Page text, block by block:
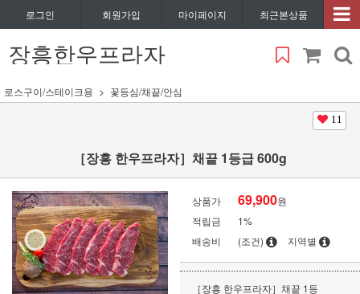
로그인 회원가입 마이페이지 최근본상품
장흥한우프라자
로스구이/스테이크용 꽃등심/채끝/안심
11
［장흥 한우프라자］채끝 1등급 600g
상품가 69,900원
적립금
1%
배송비
(조건) 지역별
［장흥 한우프라자］채끝 1등